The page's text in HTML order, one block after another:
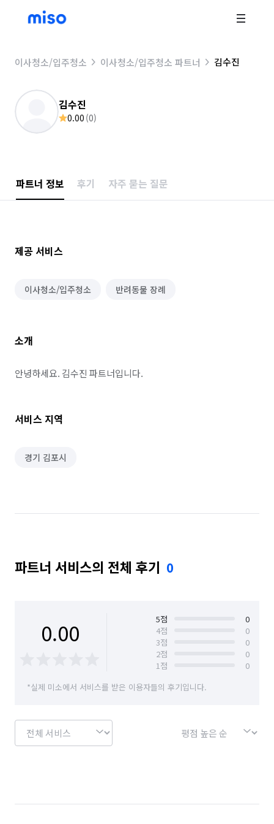
이사청소/입주청소 이사청소/입주청소 파트너 김수진
김수진
0.00 (0)
파트너 정보 후기 자주 묻는 질문
제공 서비스
이사청소/입주청소 반려동물 장례
소개
안녕하세요. 김수진 파트너입니다.
서비스 지역
경기 김포시
파트너 서비스의 전체 후기 0
0.00 5점
0
4점
0
3점
0
2점
0
1점
0
*실제 미소에서 서비스를 받은 이용자들의 후기입니다.